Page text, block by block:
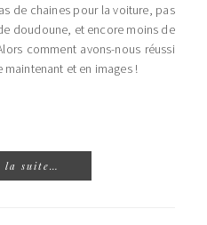
de chaines pour la voiture, pas
doudoune, et encore moins de
comment avons-nous réussi
maintenant et en images !
la suite…